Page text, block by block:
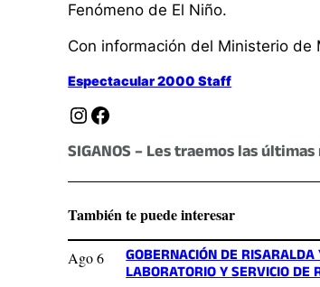
Fenómeno de El Niño.
Con información del Ministerio de
Espectacular 2000 Staff
Instagram Facebook
SIGANOS – Les traemos las
También te puede interesar
Ago 6 GOBERNACIÓN DE
LABORATORIO Y SERVICIO DE